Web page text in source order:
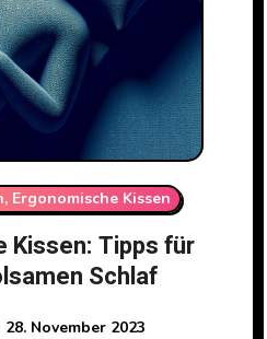
Ergonomische Kissen
Kissen: Tipps für
Schlaf
28. November 2023